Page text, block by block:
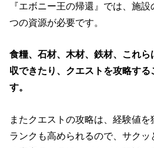
『エボニー王の帰還』では、施
つの資源が必要です。
食糧、石材、木材、鉄材、これら
収できたり、クエストを攻略する
す。
またクエストの攻略は、経験値
ランクも高められるので、サク